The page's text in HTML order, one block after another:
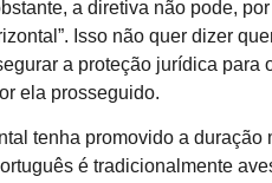
a diretiva não pode,
Isso não quer dizer
a proteção jurídica
ela prosseguido.
tenha promovido a
é tradicionalmente